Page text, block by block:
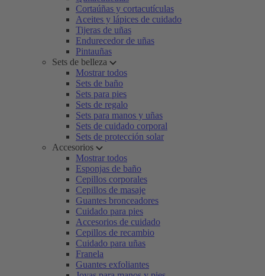
Cortaúñas y cortacutículas
Aceites y lápices de cuidado
Tijeras de uñas
Endurecedor de uñas
Pintauñas
Sets de belleza
Mostrar todos
Sets de baño
Sets para pies
Sets de regalo
Sets para manos y uñas
Sets de cuidado corporal
Sets de protección solar
Accesorios
Mostrar todos
Esponjas de baño
Cepillos corporales
Cepillos de masaje
Guantes bronceadores
Cuidado para pies
Accesorios de cuidado
Cepillos de recambio
Cuidado para uñas
Franela
Guantes exfoliantes